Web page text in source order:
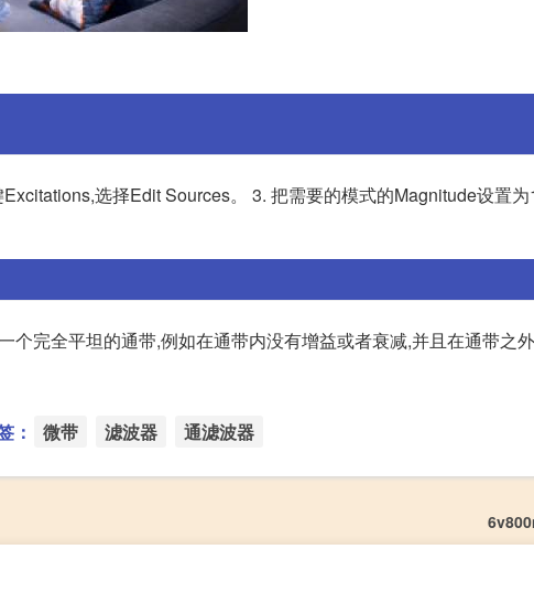
选择Edit Sources。 3. 把需要的模式的Magnitude设置
个完全平坦的通带,例如在通带内没有增益或者衰减,并且在通带之
： 微带 滤波器 通滤波器